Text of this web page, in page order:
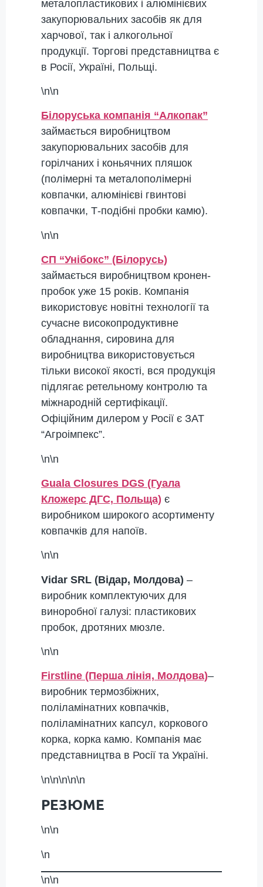
металопластикових і алюмінієвих
закупорювальних засобів як для
харчової, так і алкогольної
продукції. Торгові представництва є
в Росії, Україні, Польщі.
\n\n
Білоруська компанія “Алкопак”
займається виробництвом
закупорювальних засобів для
горілчаних і коньячних пляшок
(полімерні та металополімерні
ковпачки, алюмінієві гвинтові
ковпачки, Т-подібні пробки камю).
\n\n
СП “Унібокс” (Білорусь)
займається виробництвом кронен-
пробок уже 15 років. Компанія
використовує новітні технології та
сучасне високопродуктивне
обладнання, сировина для
виробництва використовується
тільки високої якості, вся продукція
підлягає ретельному контролю та
міжнародній сертифікації.
Офіційним дилером у Росії є ЗАТ
“Агроімпекс”.
\n\n
Guala Closures DGS (Гуала
Кложерс ДГС, Польща) є
виробником широкого асортименту
ковпачків для напоїв.
\n\n
Vidar SRL (Відар, Молдова) –
виробник комплектуючих для
виноробної галузі: пластикових
пробок, дротяних мюзле.
\n\n
Firstline (Перша лінія, Молдова)–
виробник термозбіжних,
поліламінатних ковпачків,
поліламінатних капсул, коркового
корка, корка камю. Компанія має
представництва в Росії та Україні.
\n\n\n\n\n
РЕЗЮМЕ
\n\n
\n
\n\n